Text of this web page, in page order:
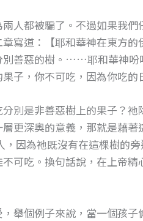
人都被騙了。不過如果我們
寫道：【耶和華神在東方的
別善惡的樹。……耶和華神吩
子，你不可吃，因為你吃的
別是非善惡樹上的果子？祂
更深奧的意義，那就是藉著
因為祂既沒有在這棵樹的
可吃。換句話說，在上帝精
舉個例子來說，當一個孩子